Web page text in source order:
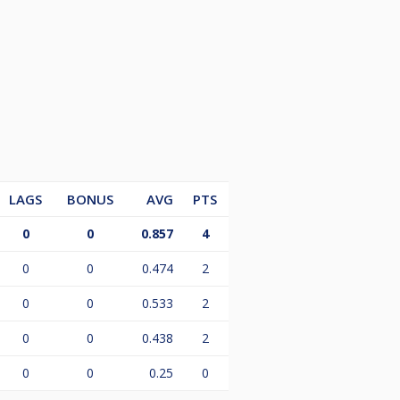
LAGS BONUS AVG
PTS
0 0 0.857 4
0 0 0.474 2
0 0 0.533 2
0 0 0.438 2
0 0 0.25 0